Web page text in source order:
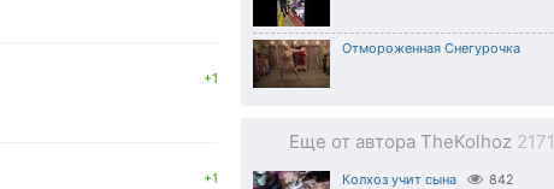
Отмороженная Снегурочка
Еще от автора TheKolhoz 2171
Колхоз учит сына 842
+1
+1